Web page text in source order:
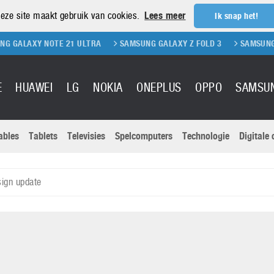
site maakt gebruik van cookies. Lees meer Ik snap het!
NOTE 21 ULTRA SAMSUNG GALAXY Z FOLD 3 SAMSUNG
HUAWEI LG NOKIA ONEPLUS OPPO
Sony
Tablets Televisies Spelcomputers Technologie Digitale
update